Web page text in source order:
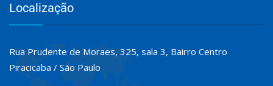
Localização
Rua Prudente de Moraes, 325, sala 3, Bairro Centro
Piracicaba / São Paulo